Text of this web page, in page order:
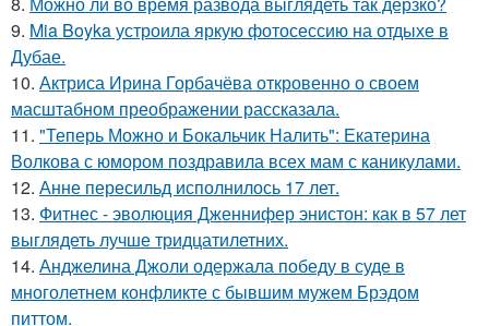
9. Mia Boyka устроила яркую фотосессию на отдыхе в
Дубае.
10. Актриса Ирина Горбачёва откровенно о своем
масштабном преображении рассказала.
11. "Теперь Можно и Бокальчик Налить": Екатерина
Волкова с юмором поздравила всех мам с каникулами.
12. Анне пересильд исполнилось 17 лет.
13. Фитнес - эволюция Дженнифер энистон: как в 57 лет
выглядеть лучше тридцатилетних.
14. Анджелина Джоли одержала победу в суде в
многолетнем конфликте с бывшим мужем Брэдом
питтом.